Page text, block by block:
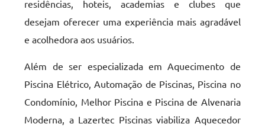
residências, hoteis, academias e clubes que
desejam oferecer uma experiência mais agradável
e acolhedora aos usuários.
Além de ser especializada em Aquecimento de
Piscina Elétrico, Automação de Piscinas, Piscina no
Condomínio, Melhor Piscina e Piscina de Alvenaria
Moderna, a Lazertec Piscinas viabiliza Aquecedor